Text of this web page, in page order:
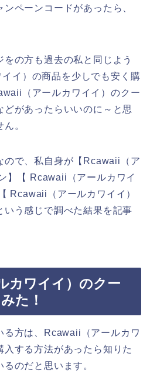
ペーンコードがあったら、
の方も過去の私と同じよう
イ）の商品を少しでも安く購
（アールカワイイ）のクー
どがあったらいいのに～と思
。
ので、私自身が【Rcawaii（ア
】【 Rcawaii（アールカワイ
Rcawaii（アールカワイイ）
いう感じで調べた結果を記事
カワイイ）のクー
た！
る方は、Rcawaii（アールカワ
する方法があったら知りた
のだと思います。